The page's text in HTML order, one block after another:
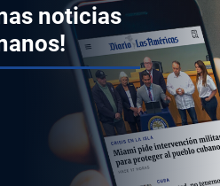
noticias